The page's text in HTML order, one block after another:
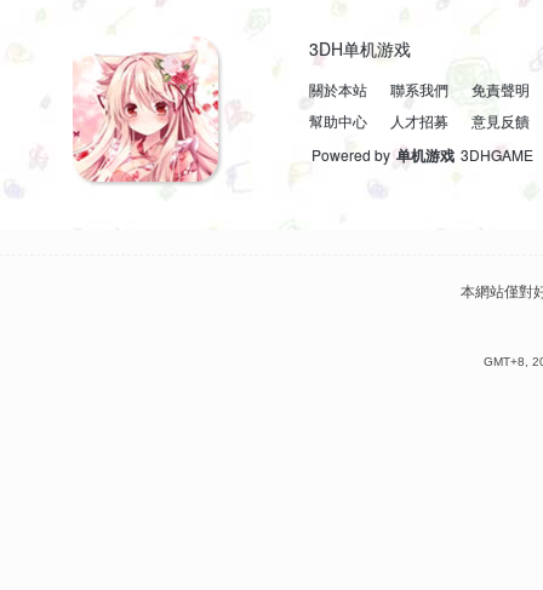
3DH单机游戏
關於本站 聯系我們
免責聲明
幫助中心
人才招募
意見反饋
Powered by 单机游戏 3DHGAME
本網站僅對
GMT+8,